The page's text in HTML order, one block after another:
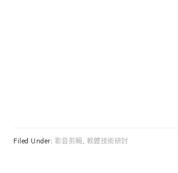
Filed Under: 影音剪輯, 軟體技術研討